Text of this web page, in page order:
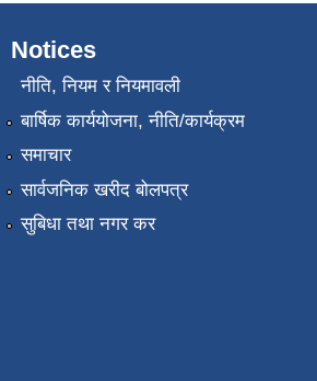
Notices
नीति, नियम र नियमावली
बार्षिक कार्ययोजना, नीति/कार्यक्रम
समाचार
सार्वजनिक खरीद बोलपत्र
सुबिधा तथा नगर कर